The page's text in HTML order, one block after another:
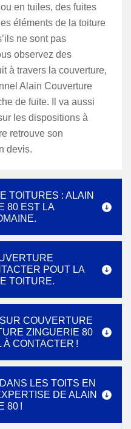
en tuiles, des fuites
éléments de la toiture
ne sont pas
observez des
à travers la couverture,
Alain Couverture
de fuite. Il va aussi
les dispositions à
retrouve son
devis.
TOITURES : ALAIN
80 EST LA
POUT LA
TOITURE.
COUVERTURE
ZINGUERIE 80
CONTACTER !
LES TOITS EN
DE ALAIN
80 !